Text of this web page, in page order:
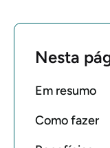
Nesta
Em resumo
Como fazer